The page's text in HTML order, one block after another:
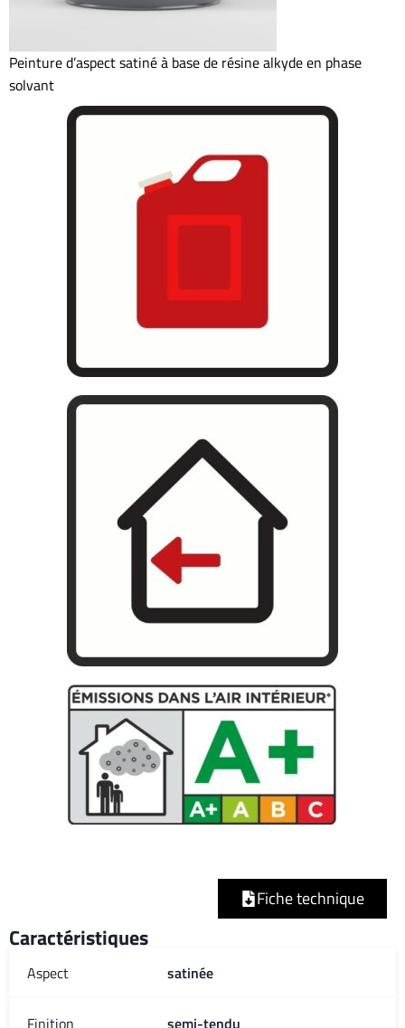
Peinture d’aspect satiné à base de résine alkyde en phase
solvant
Fiche technique
Caractéristiques
Aspect satinée
Finition semi-tendu